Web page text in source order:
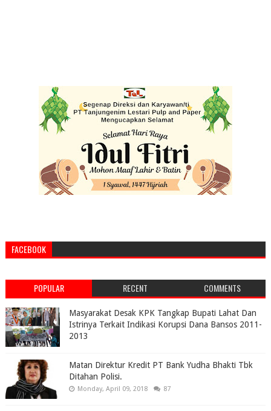
FACEBOOK
POPULAR RECENT COMMENTS
Masyarakat Desak KPK Tangkap Bupati Lahat Dan
Istrinya Terkait Indikasi Korupsi Dana Bansos 2011-
2013
Matan Direktur Kredit PT Bank Yudha Bhakti Tbk
Ditahan Polisi.
Monday, April 09, 2018 87